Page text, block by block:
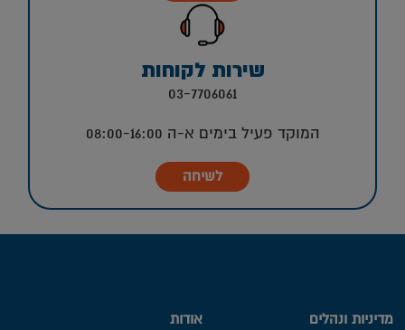
שירות לקוחות
03-7706061
המוקד פעיל בימים א-ה 08:00-16:00
לשיחה
אודות מדיניות ונהלים